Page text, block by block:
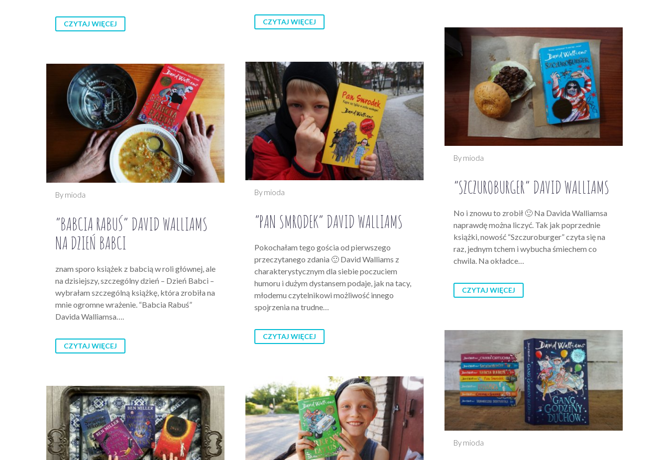
CZYTAJ WIĘCEJ CZYTAJ WIĘCEJ
By mioda
“SZCZUROBURGER” DAVID WALLIAMS
No i znowu to zrobił 🙂 Na Davida Walliamsa
naprawdę można liczyć. Tak jak poprzednie
książki, nowość “Szczuroburger” czyta się na
raz, jednym tchem i wybucha śmiechem co
chwila. Na okładce…
CZYTAJ WIĘCEJ
By mioda
“PAN SMRODEK” DAVID WALLIAMS
Pokochałam tego gościa od pierwszego
przeczytanego zdania 🙂 David Walliams z
charakterystycznym dla siebie poczuciem
humoru i dużym dystansem podaje, jak na tacy,
młodemu czytelnikowi możliwość innego
spojrzenia na trudne…
CZYTAJ WIĘCEJ
By mioda
“BABCIA RABUŚ” DAVID WALLIAMS
NA DZIEŃ BABCI
znam sporo książek z babcią w roli głównej, ale
na dzisiejszy, szczególny dzień – Dzień Babci –
wybrałam szczególną książkę, która zrobiła na
mnie ogromne wrażenie. “Babcia Rabuś”
Davida Walliamsa….
CZYTAJ WIĘCEJ
By mioda